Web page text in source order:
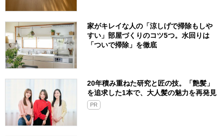
家がキレイな人の「涼しげで掃除もしや
すい」部屋づくりのコツ5つ。水回りは
「ついで掃除」を徹底
20年積み重ねた研究と匠の技。「艶髪」
を追求した1本で、大人髪の魅力を再発見
PR